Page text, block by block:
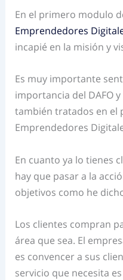
En el primero modulo
Emprendedores
incapié en la misión y
Es muy importante
importancia del DAFO
también tratados en el
Emprendedores
En cuanto ya lo tienes
hay que pasar a la
objetivos como he
Los clientes compran
área que sea. El
es convencer a sus
servicio que necesita